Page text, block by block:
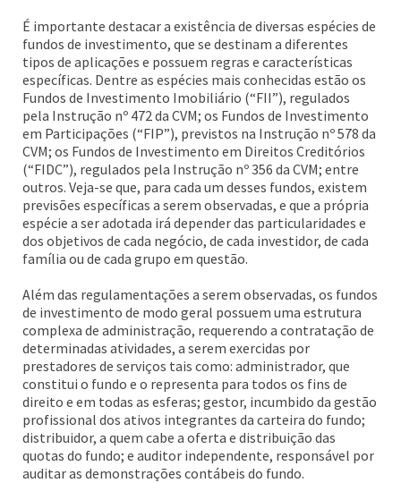
É importante destacar a existência de diversas espécies de
fundos de investimento, que se destinam a diferentes
tipos de aplicações e possuem regras e características
específicas. Dentre as espécies mais conhecidas estão os
Fundos de Investimento Imobiliário (“FII”), regulados
pela Instrução nº 472 da CVM; os Fundos de Investimento
em Participações (“FIP”), previstos na Instrução nº 578 da
CVM; os Fundos de Investimento em Direitos Creditórios
(“FIDC”), regulados pela Instrução nº 356 da CVM; entre
outros. Veja-se que, para cada um desses fundos, existem
previsões específicas a serem observadas, e que a própria
espécie a ser adotada irá depender das particularidades e
dos objetivos de cada negócio, de cada investidor, de cada
família ou de cada grupo em questão.
Além das regulamentações a serem observadas, os fundos
de investimento de modo geral possuem uma estrutura
complexa de administração, requerendo a contratação de
determinadas atividades, a serem exercidas por
prestadores de serviços tais como: administrador, que
constitui o fundo e o representa para todos os fins de
direito e em todas as esferas; gestor, incumbido da gestão
profissional dos ativos integrantes da carteira do fundo;
distribuidor, a quem cabe a oferta e distribuição das
quotas do fundo; e auditor independente, responsável por
auditar as demonstrações contábeis do fundo.